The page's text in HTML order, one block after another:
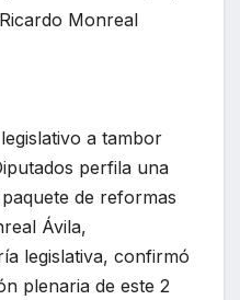
Monreal
a tambor
perfila una
de reformas
Ávila,
legislativa, confirmó
plenaria de este 2